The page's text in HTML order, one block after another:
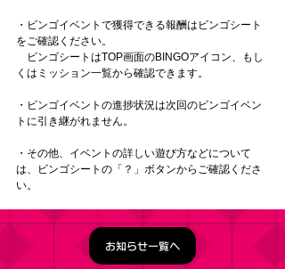
・ビンゴイベントで獲得できる報酬はビンゴシート
をご確認ください。
ビンゴシートはTOP画面のBINGOアイコン、もし
くはミッション一覧から確認できます。
・ビンゴイベントの進捗状況は次回のビンゴイベン
トに引き継がれません。
・その他、イベントの詳しい遊び方などについて
は、ビンゴシートの「？」ボタンからご確認くださ
い。
お知らせ一覧へ